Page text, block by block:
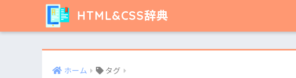
HTML&CSS辞典
ホーム タグ